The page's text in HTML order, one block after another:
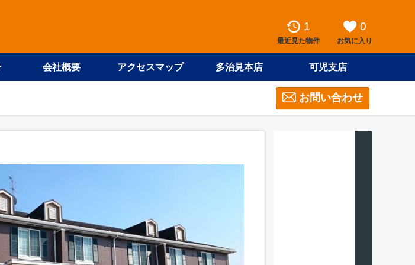
1
最近見た物件
0
お気に入り
会社概要 アクセスマップ 多治見本店 可児支店
お問い合わせ